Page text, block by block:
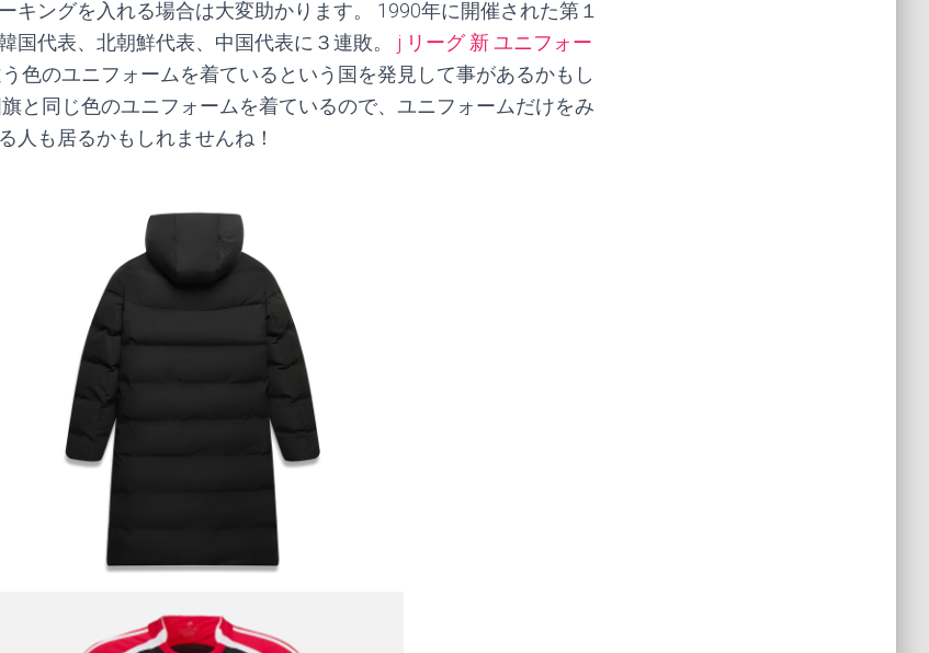
キングを入れる場合は大変助かります。 1990年に開催された第１
国代表、北朝鮮代表、中国代表に３連敗。 j リーグ 新 ユニフォー
色のユニフォームを着ているという国を発見して事があるかもし
と同じ色のユニフォームを着ているので、ユニフォームだけをみ
人も居るかもしれませんね！